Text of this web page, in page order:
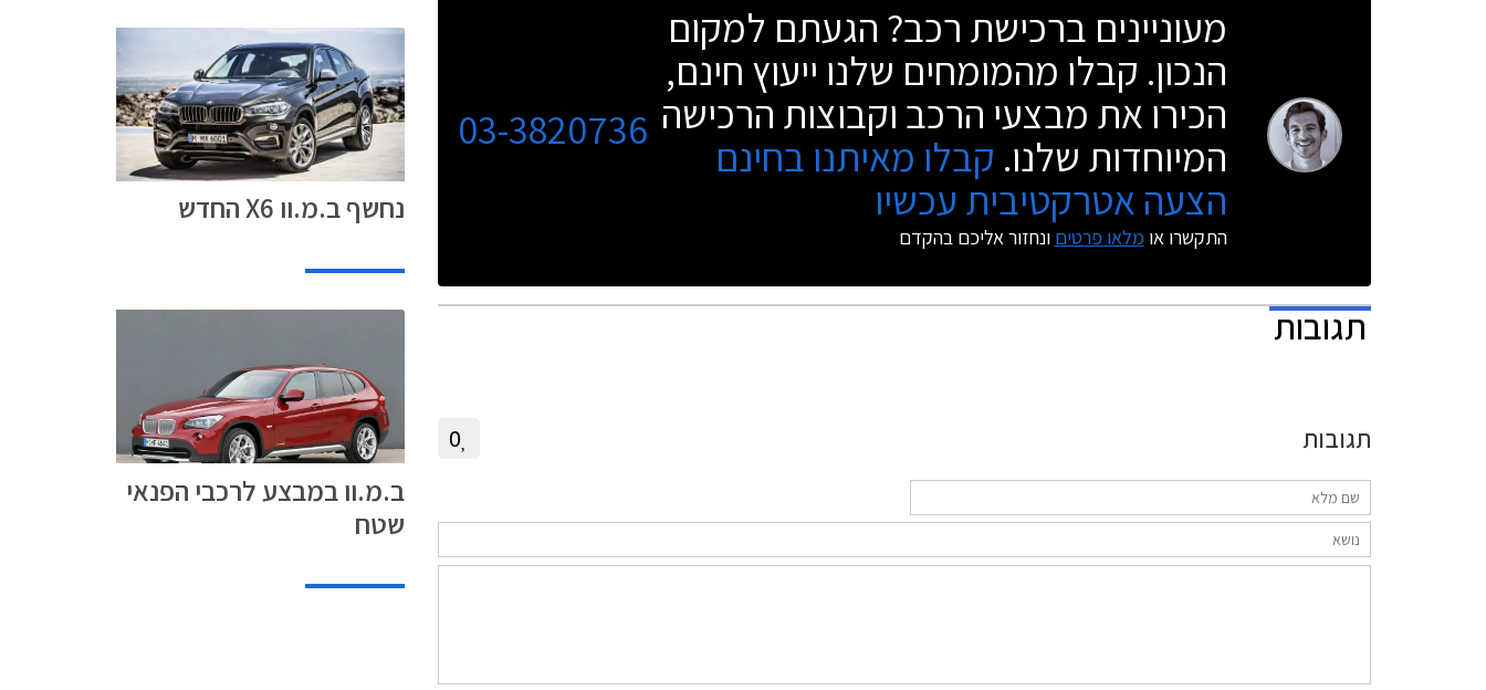
מעוניינים ברכישת רכב? הגעתם למקום
הנכון. קבלו מהמומחים שלנו ייעוץ חינם,
הכירו את מבצעי הרכב וקבוצות הרכישה
המיוחדות שלנו. קבלו מאיתנו בחינם
הצעה אטרקטיבית עכשיו
התקשרו או מלאו פרטים ונחזור אליכם בהקדם
03-3820736
תגובות
תגובות 0
נחשף ב.מ.וו X6 החדש
ב.מ.וו במבצע לרכבי הפנאי
שטח